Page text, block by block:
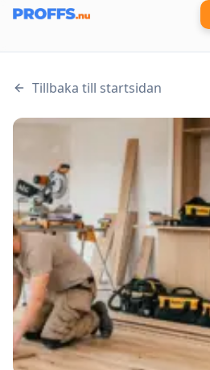
Tillbaka till startsidan